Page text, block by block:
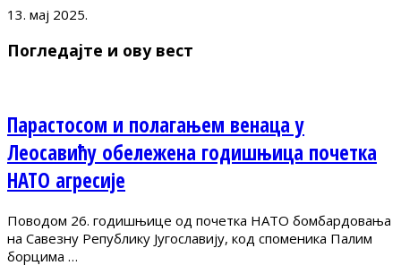
13. мај 2025.
Погледајте и ову вест
Парастосом и полагањем венаца у
Леосавићу обележена годишњица почетка
НАТО агресије
Поводом 26. годишњице од почетка НАТО бомбардовања
на Савезну Републику Југославију, код споменика Палим
борцима …